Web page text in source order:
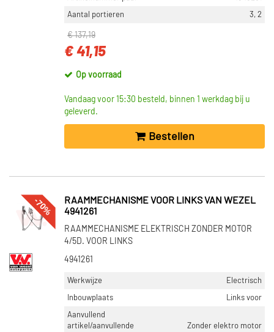
Aantal portieren
3, 2
€ 137,19
€ 41,15
Op voorraad
Vandaag voor 15:30 besteld, binnen 1 werkdag bij u
geleverd.
Bestellen
-70%
RAAMMECHANISME VOOR LINKS VAN WEZEL
4941261
RAAMMECHANISME ELEKTRISCH ZONDER MOTOR
4/5D. VOOR LINKS
4941261
Werkwijze
Electrisch
Inbouwplaats
Links voor
Aanvullend
artikel/aanvullende
Zonder elektro motor